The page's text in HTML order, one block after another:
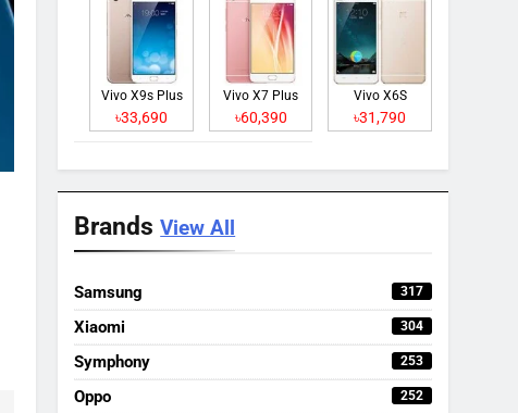
Vivo X9s Plus
৳33,690
Vivo X7 Plus
৳60,390
Vivo X6S
৳31,790
BrandsView All
Samsung 317
Xiaomi 304
Symphony 253
Oppo 252